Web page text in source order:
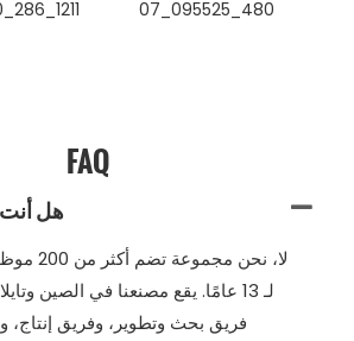
FAQ
هل
لا، نحن
لـ 13 عامًا. يقع مصنعنا في الصين
فريق بحث وتطوير، وفريق إنتاج،